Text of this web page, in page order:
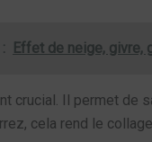
Effet de neige, givre,
crucial. Il permet de
cela rend le